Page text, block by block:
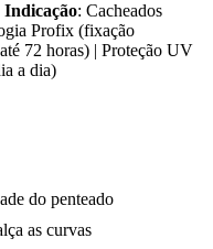
Indicação: Cacheados
Profix (fixação
72 horas) | Proteção UV
a dia)
do penteado
as curvas